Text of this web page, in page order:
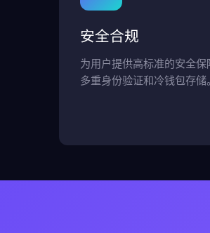
安全合规
为用户提供高标准的安全保
多重身份验证和冷钱包存储。